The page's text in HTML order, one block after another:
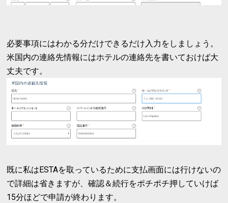
必要事項にはわかる分だけできるだけ入力をしましょう。
米国内の連絡先情報にはホテルの連絡先を書いておけば大
丈夫です。
既に私はESTAを取っているために支払画面には行けないの
で詳細は省きますが、確認＆続行をポチポチ押していけば
15分ほどで申請が終わります。